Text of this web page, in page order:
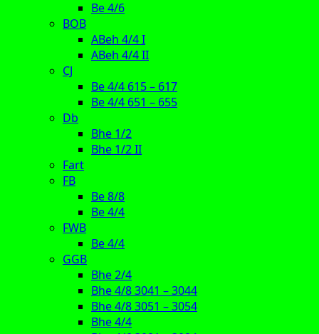
Be 4/6
BOB
ABeh 4/4 I
ABeh 4/4 II
CJ
Be 4/4 615 – 617
Be 4/4 651 – 655
Db
Bhe 1/2
Bhe 1/2 II
Fart
FB
Be 8/8
Be 4/4
FWB
Be 4/4
GGB
Bhe 2/4
Bhe 4/8 3041 – 3044
Bhe 4/8 3051 – 3054
Bhe 4/4